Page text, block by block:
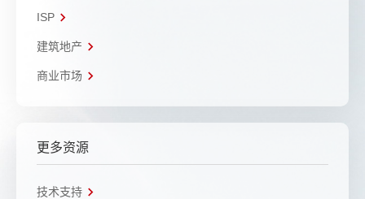
ISP
建筑地产
商业市场
更多资源
技术支持